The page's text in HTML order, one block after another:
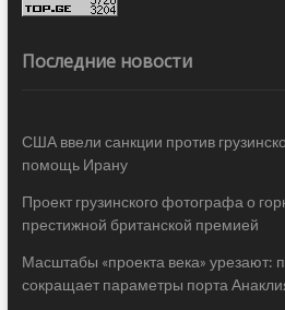
Последние новости
США ввели санкции против
помощь Ирану
Проект грузинского фотографа о
престижной британской премией
Масштабы «проекта века» урезают:
сокращает параметры порта